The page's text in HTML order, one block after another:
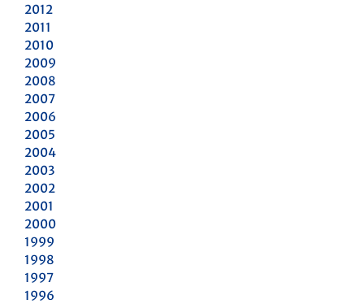
2012
2011
2010
2009
2008
2007
2006
2005
2004
2003
2002
2001
2000
1999
1998
1997
1996